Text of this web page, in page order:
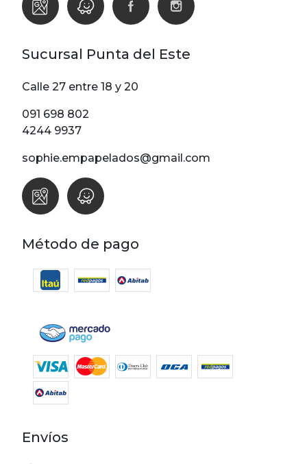
Sucursal Punta del Este
Calle 27 entre 18 y 20
091 698 802
4244 9937
sophie.empapelados@gmail.com
Método de pago
Envíos